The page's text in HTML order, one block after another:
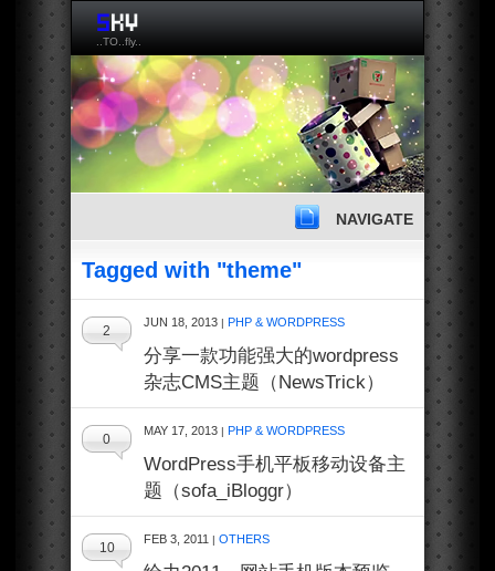
..TO..fly..
NAVIGATE
Tagged with "theme"
JUN 18, 2013 | PHP & WORDPRESS
2
分享一款功能强大的wordpress
杂志CMS主题（NewsTrick）
MAY 17, 2013 | PHP & WORDPRESS
0
WordPress手机平板移动设备主
题（sofa_iBloggr）
FEB 3, 2011 | OTHERS
10